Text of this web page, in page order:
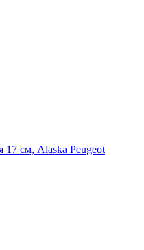
17 см, Alaska Peugeot